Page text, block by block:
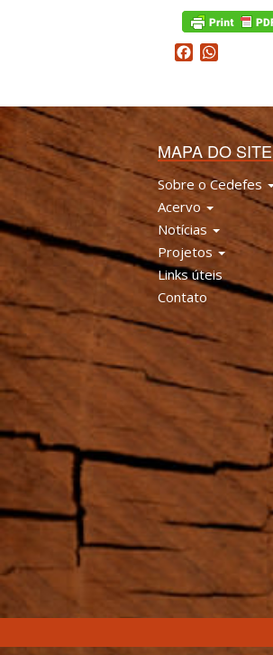
Facebook
MAPA DO SITE
Sobre o Cedefes
Acervo
Notícias
Projetos
Links úteis
Contato